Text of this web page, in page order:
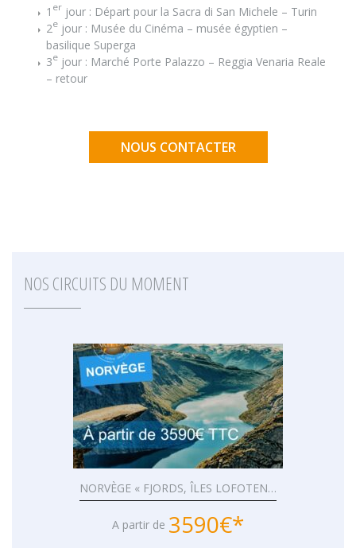
1 er jour : Départ pour la Sacra di San Michele – Turin
2e jour : Musée du Cinéma – musée égyptien –
basilique Superga
3e jour : Marché Porte Palazzo – Reggia Venaria Reale
– retour
NOUS CONTACTER
NOS CIRCUITS DU MOMENT
NORVÈGE « FJORDS, ÎLES LOFOTEN…
A partir de 3590€*